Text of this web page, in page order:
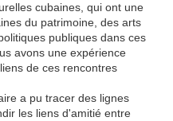
cubaines, qui ont une
du patrimoine, des arts
publiques dans ces
avons une expérience
de ces rencontres
a pu tracer des lignes
les liens d'amitié entre